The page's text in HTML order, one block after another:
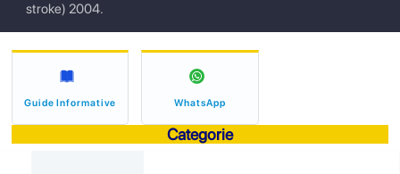
stroke) 2004.
Guide Informative WhatsApp
Categorie